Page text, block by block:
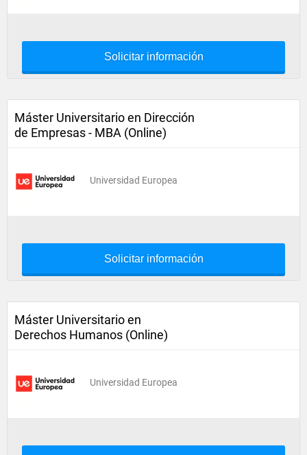
Solicitar información
Máster Universitario en Dirección
de Empresas - MBA (Online)
Universidad Europea
Solicitar información
Máster Universitario en
Derechos Humanos (Online)
Universidad Europea